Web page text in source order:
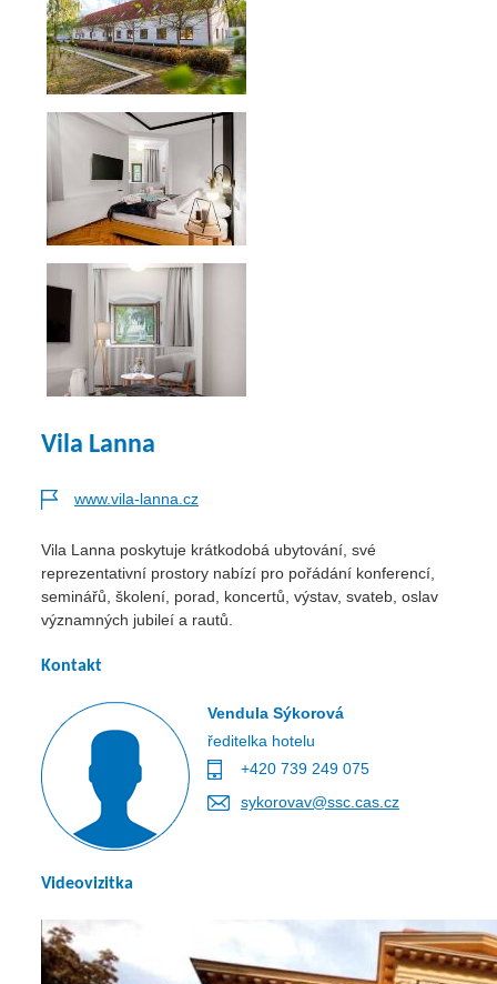
Vila Lanna
www.vila-lanna.cz
Vila Lanna poskytuje krátkodobá ubytování, své
reprezentativní prostory nabízí pro pořádání konferencí,
seminářů, školení, porad, koncertů, výstav, svateb, oslav
významných jubileí a rautů.
Kontakt
Vendula Sýkorová
ředitelka hotelu
+420 739 249 075
sykorovav@ssc.cas.cz
Videovizitka